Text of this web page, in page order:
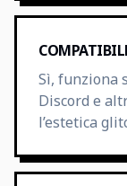
Sì, funziona
Discord e
l’estetica